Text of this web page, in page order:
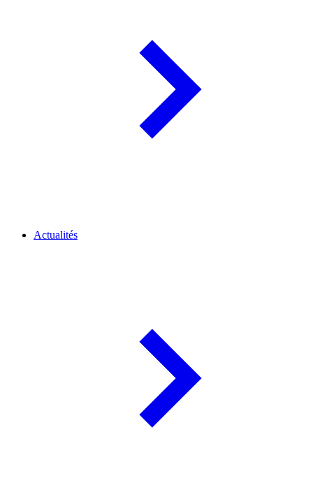
Actualités